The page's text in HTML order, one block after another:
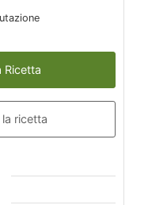
Ricetta
ricetta